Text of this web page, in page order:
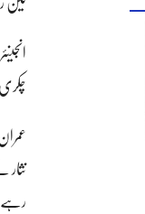
چکری میں 16
رہے